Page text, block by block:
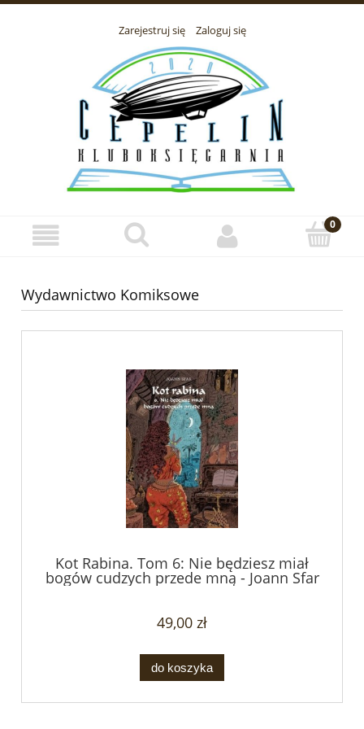
Zarejestruj się Zaloguj się
Wydawnictwo Komiksowe
Kot Rabina. Tom 6: Nie będziesz miał
bogów cudzych przede mną - Joann Sfar
49,00 zł
do koszyka